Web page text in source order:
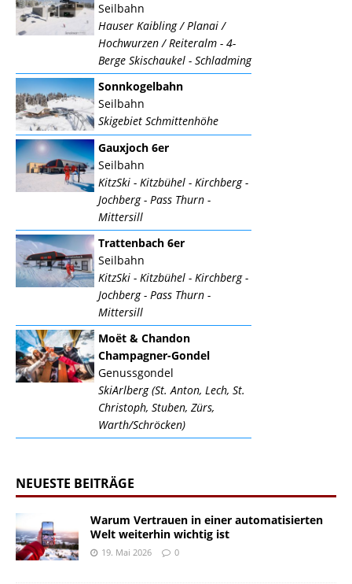
Seilbahn
Hauser Kaibling / Planai /
Hochwurzen / Reiteralm - 4-
Berge Skischaukel - Schladming
Sonnkogelbahn
Seilbahn
Skigebiet Schmittenhöhe
Gauxjoch 6er
Seilbahn
KitzSki - Kitzbühel - Kirchberg -
Jochberg - Pass Thurn -
Mittersill
Trattenbach 6er
Seilbahn
KitzSki - Kitzbühel - Kirchberg -
Jochberg - Pass Thurn -
Mittersill
Moët & Chandon
Champagner-Gondel
Genussgondel
SkiArlberg (St. Anton, Lech, St.
Christoph, Stuben, Zürs,
Warth/Schröcken)
NEUESTE BEITRÄGE
Warum Vertrauen in einer automatisierten
Welt weiterhin wichtig ist
19. Mai 2026 0